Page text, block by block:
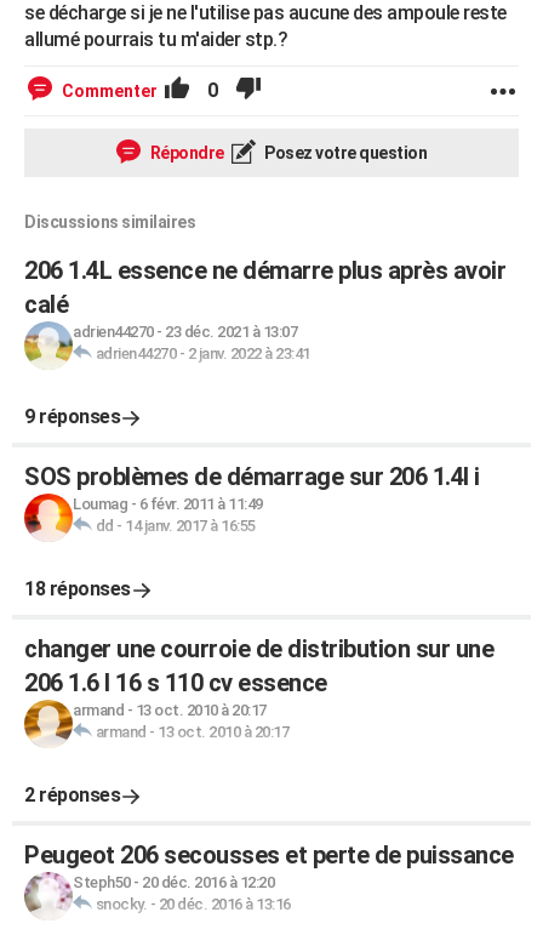
se décharge si je ne l'utilise pas aucune des ampoule reste
allumé pourrais tu m'aider stp.?
Commenter 0
Répondre Posez votre question
Discussions similaires
206 1.4L essence ne démarre plus après avoir
calé
adrien44270- 23 déc. 2021 à 13:07
adrien44270- 2 janv. 2022 à 23:41
9 réponses
SOS problèmes de démarrage sur 206 1.4l i
Loumag - 6 févr. 2011 à 11:49
dd - 14 janv. 2017 à 16:55
18 réponses
changer une courroie de distribution sur une
206 1.6 l 16 s 110 cv essence
armand - 13 oct. 2010 à 20:17
armand - 13 oct. 2010 à 20:17
2 réponses
Peugeot 206 secousses et perte de puissance
Steph50- 20 déc. 2016 à 12:20
snocky. - 20 déc. 2016 à 13:16